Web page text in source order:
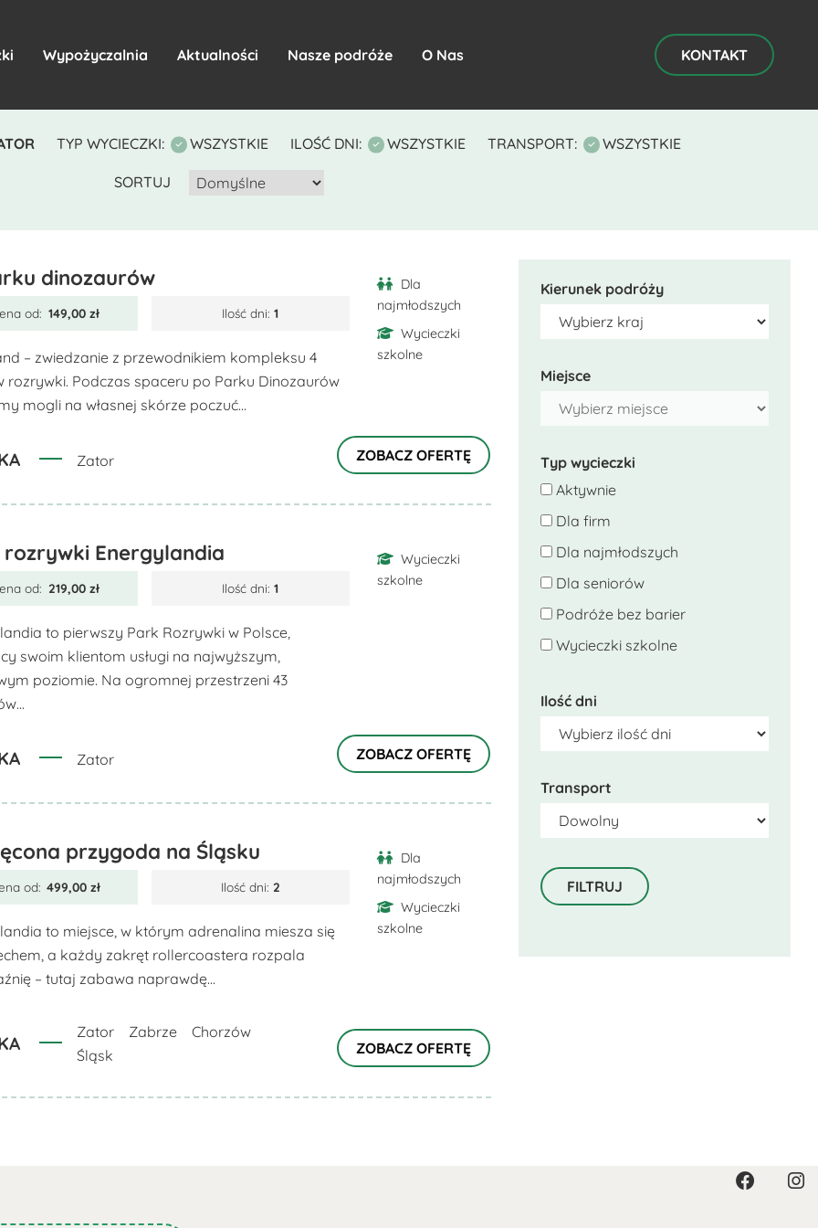
Wypożyczalnia Aktualności Nasze podróże O Nas KONTAKT
TYP WYCIECZKI: WSZYSTKIE ILOŚĆ DNI: WSZYSTKIE TRANSPORT: WSZYSTKIE
SORTUJ
Kierunek podróży
Miejsce
Typ wycieczki
Aktywnie
Dla firm
Dla najmłodszych
Dla seniorów
Podróże bez barier
Wycieczki szkolne
Ilość dni
Transport
dinozaurów
od: 149,00 zł Ilość dni:1
– zwiedzanie z przewodnikiem kompleksu 4
rozrywki. Podczas spaceru po Parku Dinozaurów
mogli na własnej skórze poczuć...
Zator
Dla
najmłodszych
Wycieczki
szkolne
ZOBACZ OFERTĘ
rozrywki Energylandia
od: 219,00 zł Ilość dni:1
to pierwszy Park Rozrywki w Polsce,
swoim klientom usługi na najwyższym,
poziomie. Na ogromnej przestrzeni 43
Zator
Wycieczki
szkolne
ZOBACZ OFERTĘ
przygoda na Śląsku
od: 499,00zł Ilość dni: 2
to miejsce, w którym adrenalina miesza się
a każdy zakręt rollercoastera rozpala
– tutaj zabawa naprawdę...
Zator Zabrze
Chorzów
Śląsk
Dla
najmłodszych
Wycieczki
szkolne
ZOBACZ OFERTĘ